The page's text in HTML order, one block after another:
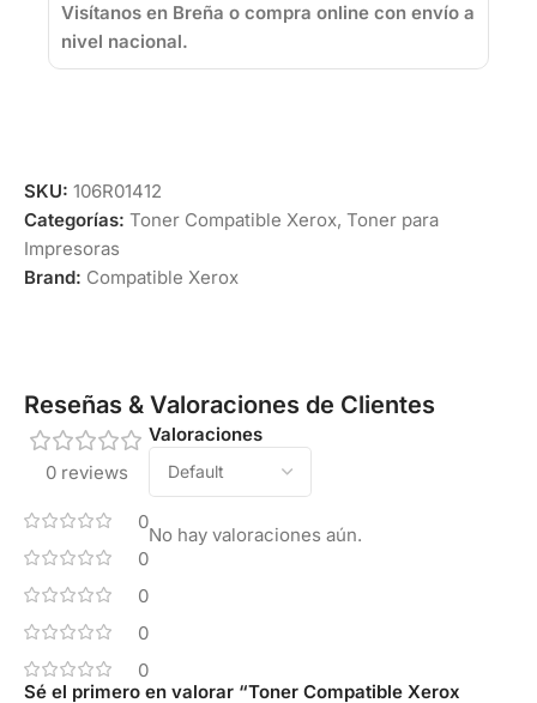
Visítanos en Breña o compra online con envío a
nivel nacional.
SKU: 106R01412
Categorías: Toner Compatible Xerox, Toner para
Impresoras
Brand: Compatible Xerox
Reseñas & Valoraciones de Clientes
0 reviews
0
0
0
0
0
Valoraciones
No hay valoraciones aún.
Sé el primero en valorar “Toner Compatible Xerox